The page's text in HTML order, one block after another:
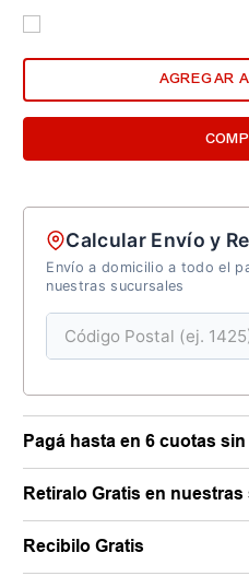
AGREGAR
Calcular Envío y
Envío a domicilio a todo el
nuestras sucursales
Pagá hasta en 6 cuotas
Retiralo Gratis en
Recibilo Gratis